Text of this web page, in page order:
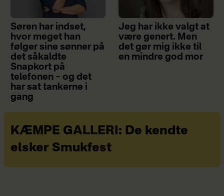
Søren har indset,
hvor meget han
følger sine sønner på
det såkaldte
Snapkort på
telefonen – og det
har sat tankerne i
gang
Jeg har ikke valgt at
være genert. Men
det gør mig ikke til
en mindre god mor
KÆMPE GALLERI: De kendte
elsker Smukfest